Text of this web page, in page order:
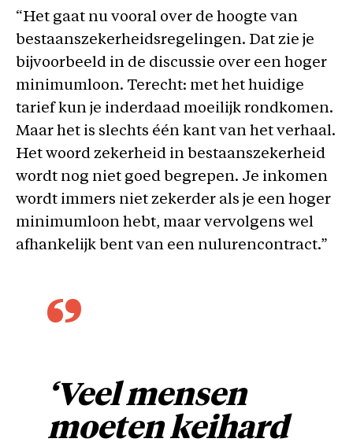
“Het gaat nu vooral over de hoogte van
bestaanszekerheidsregelingen. Dat zie je
bijvoorbeeld in de discussie over een hoger
minimumloon. Terecht: met het huidige
tarief kun je inderdaad moeilijk rondkomen.
Maar het is slechts één kant van het verhaal.
Het woord zekerheid in bestaanszekerheid
wordt nog niet goed begrepen. Je inkomen
wordt immers niet zekerder als je een hoger
minimumloon hebt, maar vervolgens wel
afhankelijk bent van een nulurencontract.”
‘Veel mensen
moeten keihard